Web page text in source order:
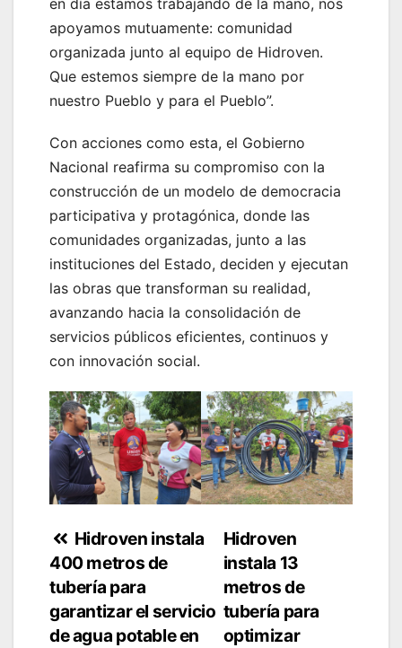
apoyamos mutuamente: comunidad
organizada junto al equipo de Hidroven.
Que estemos siempre de la mano por
nuestro Pueblo y para el Pueblo”.
Con acciones como esta, el Gobierno
Nacional reafirma su compromiso con la
construcción de un modelo de democracia
participativa y protagónica, donde las
comunidades organizadas, junto a las
instituciones del Estado, deciden y ejecutan
las obras que transforman su realidad,
avanzando hacia la consolidación de
servicios públicos eficientes, continuos y
con innovación social.
Navegación
de
entradas
Hidroven
instala 13
metros de
tubería para
optimizar
Hidroven instala
400 metros de
tubería para
garantizar el servicio
de agua potable en